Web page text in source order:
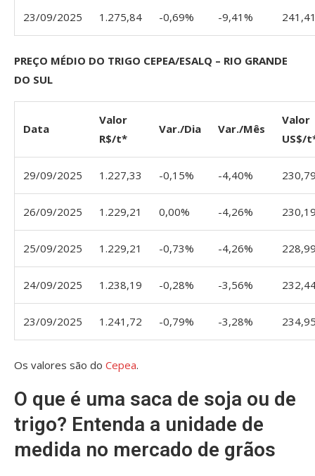
23/09/2025 1.275,84 -0,69% -9,41%
PREÇO MÉDIO DO TRIGO CEPEA/ESALQ – RIO GRANDE
DO SUL
Data
Valor
R$/t*
Var./Dia Var./Mês
Valor
US$/
29/09/2025 1.227,33 -0,15% -4,40%
26/09/2025 1.229,21 0,00% -4,26%
25/09/2025 1.229,21 -0,73% -4,26%
24/09/2025 1.238,19 -0,28% -3,56%
23/09/2025 1.241,72 -0,79% -3,28%
Os valores são do Cepea.
O que é uma saca de soja ou de
trigo? Entenda a unidade de
medida no mercado de grãos